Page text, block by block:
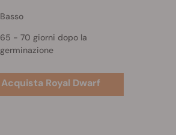
Basso
65 - 70 giorni dopo la
germinazione
Acquista Royal Dwarf